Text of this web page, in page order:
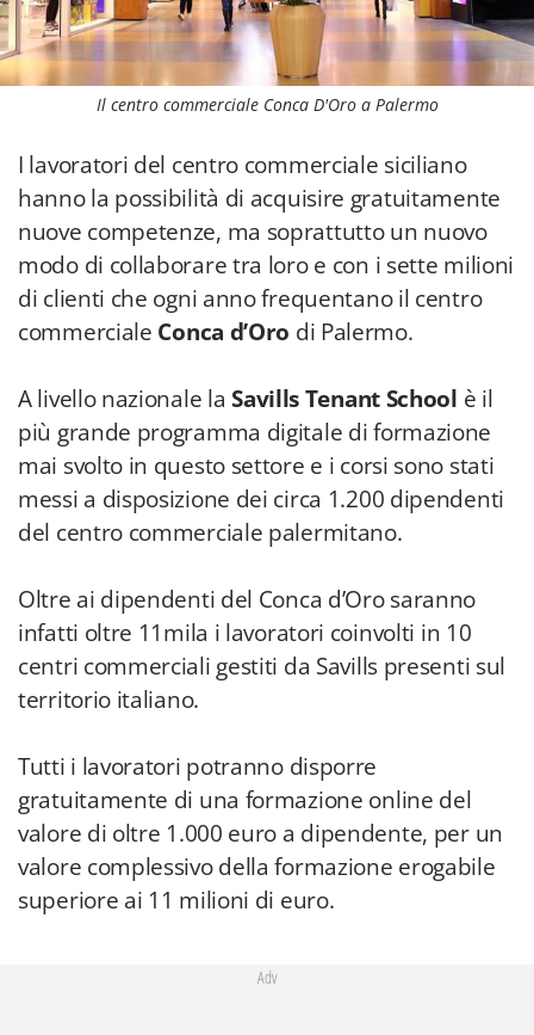
Il centro commerciale Conca D'Oro a Palermo
I lavoratori del centro commerciale siciliano
hanno la possibilità di acquisire gratuitamente
nuove competenze, ma soprattutto un nuovo
modo di collaborare tra loro e con i sette milioni
di clienti che ogni anno frequentano il centro
commerciale Conca d’Oro di Palermo.
A livello nazionale la Savills Tenant School è il
più grande programma digitale di formazione
mai svolto in questo settore e i corsi sono stati
messi a disposizione dei circa 1.200 dipendenti
del centro commerciale palermitano.
Oltre ai dipendenti del Conca d’Oro saranno
infatti oltre 11mila i lavoratori coinvolti in 10
centri commerciali gestiti da Savills presenti sul
territorio italiano.
Tutti i lavoratori potranno disporre
gratuitamente di una formazione online del
valore di oltre 1.000 euro a dipendente, per un
valore complessivo della formazione erogabile
superiore ai 11 milioni di euro.
Adv